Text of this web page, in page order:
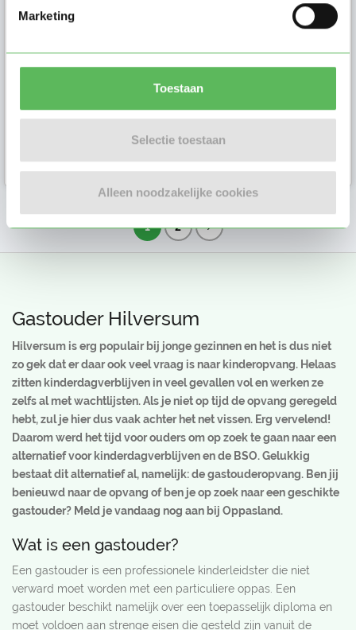
Marketing
Toestaan
Selectie toestaan
Alleen noodzakelijke cookies
hebben samen 3 kinderen. Ik heb
ruim 10 jaar gewerkt als gastou...
1 2
Gastouder Hilversum
Hilversum is erg populair bij jonge gezinnen en het is dus niet
zo gek dat er daar ook veel vraag is naar kinderopvang. Helaas
zitten kinderdagverblijven in veel gevallen vol en werken ze
zelfs al met wachtlijsten. Als je niet op tijd de opvang geregeld
hebt, zul je hier dus vaak achter het net vissen. Erg vervelend!
Daarom werd het tijd voor ouders om op zoek te gaan naar een
alternatief voor kinderdagverblijven en de BSO. Gelukkig
bestaat dit alternatief al, namelijk: de gastouderopvang. Ben jij
benieuwd naar de opvang of ben je op zoek naar een geschikte
gastouder? Meld je vandaag nog aan bij Oppasland.
Wat is een gastouder?
Een gastouder is een professionele kinderleidster die niet
verward moet worden met een particuliere oppas. Een
gastouder beschikt namelijk over een toepasselijk diploma en
moet voldoen aan strenge eisen die gesteld zijn vanuit de